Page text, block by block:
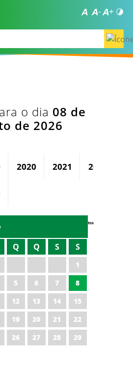
o dia 08 de
de 2026
2020 2021 2022
Eventos
Q Q S S
1
5 6 7
8
12 13 14
15
19 20 21
22
26 27 28
29